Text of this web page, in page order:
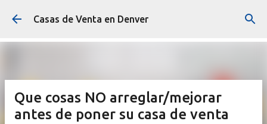
Ir al contenido principal
Casas de Venta en Denver
Que cosas NO arreglar/mejorar
antes de poner su casa de venta